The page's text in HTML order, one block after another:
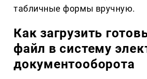
табличные формы вручную.
Как загрузить
файл в систему
документооборота